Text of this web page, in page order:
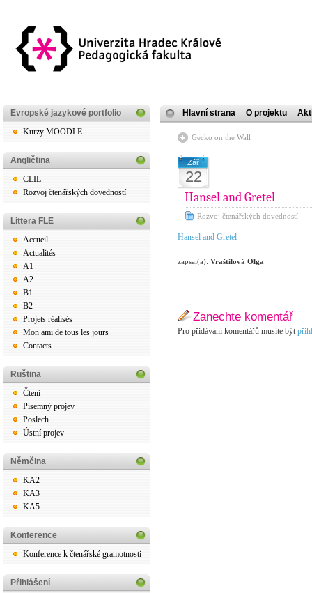
Evropské jazykové portfolio
Kurzy MOODLE
Angličtina
CLIL
Rozvoj čtenářských dovedností
Littera FLE
Accueil
Actualités
A1
A2
B1
B2
Projets réalisés
Mon ami de tous les jours
Contacts
Ruština
Čtení
Písemný projev
Poslech
Ústní projev
Němčina
KA2
KA3
KA5
Konference
Konference k čtenářské gramotnosti
Přihlášení
Hlavní strana O projektu
Gecko on the Wall
Zář
22
Hansel and Gretel
Rozvoj čtenářských dovedností
Hansel and Gretel
zapsal(a): Vraštilová Olga
Zanechte komentář
Pro přidávání komentářů musíte být